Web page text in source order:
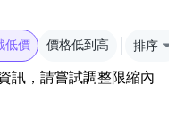
低價 價格低到高 排序
訊，請嘗試調整限縮內